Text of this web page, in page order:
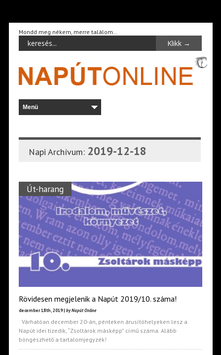
Mondd meg nékem, merre találom…
Napi Archívum: 2019-12-18
Út-harang
Rövidesen megjelenik a Napút 2019/10. száma!
december 18th, 2019 | by Napút Online
Várhatóan december 20-án, pénteken árusítóhelyeken lesz a
Napút idei tizedik, “Zsoltárok másképp” című száma. Alább
böngészhető a tartalomjegyzék!